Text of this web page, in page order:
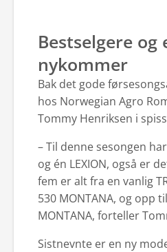
Bestselgere og
nykommer
Bak det gode
hos Norwegian Agro
Tommy Henriksen i
– Til denne sesongen
og én LEXION, også er
fem er alt fra en vanlig
530 MONTANA, og opp
MONTANA, forteller
Sistnevnte er en ny